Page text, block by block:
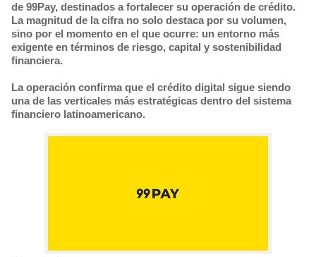
de 99Pay, destinados a fortalecer su operación de crédito.
La magnitud de la cifra no solo destaca por su volumen,
sino por el momento en el que ocurre: un entorno más
exigente en términos de riesgo, capital y sostenibilidad
financiera.
La operación confirma que el crédito digital sigue siendo
una de las verticales más estratégicas dentro del sistema
financiero latinoamericano.